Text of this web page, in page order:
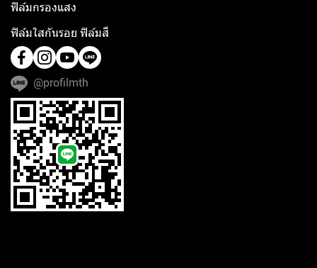
ฟิล์มกรองแสง
ฟิล์มใสกันรอย ฟิล์มสี
@profilmth